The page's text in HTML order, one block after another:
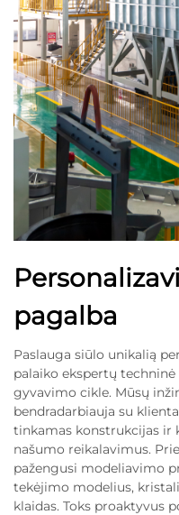
pagalba
Paslauga siūlo unikalią
palaiko ekspertų
gyvavimo cikle. Mūsų
bendradarbiauja su
tinkamas konstrukcijas ir
našumo reikalavimus.
pažengusi modeliavimo
tekėjimo modelius,
klaidas. Toks proaktyvus